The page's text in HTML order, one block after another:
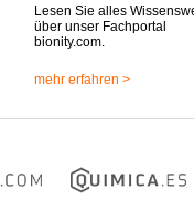
Lesen Sie alles
über unser Fachportal
bionity.com.
mehr erfahren >